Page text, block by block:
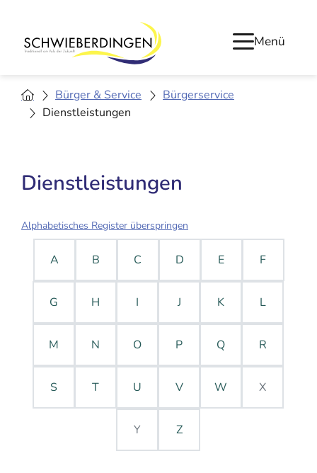
Menü
Bürger & Service
Bürgerservice
Dienstleistungen
Dienstleistungen
Alphabetisches Register überspringen
A B C D E F
G H I J K L
M N O P Q R
S T U V W X
Y Z